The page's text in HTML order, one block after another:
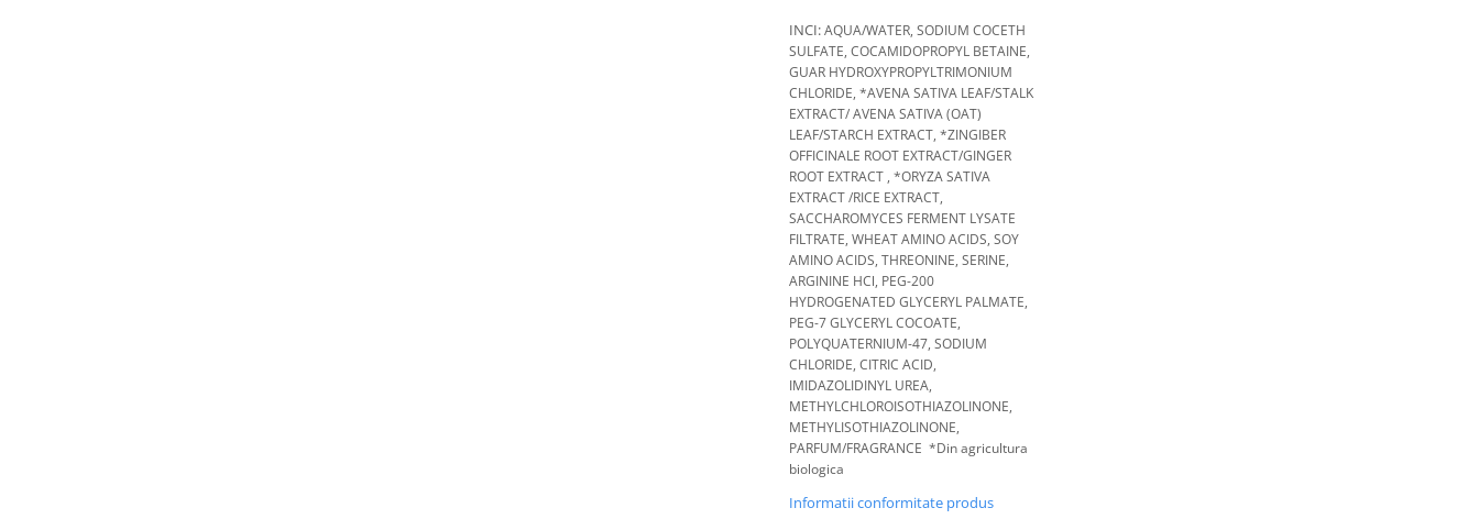
INCI:AQUA/WATER, SODIUM COCETH
SULFATE, COCAMIDOPROPYL BETAINE,
GUAR HYDROXYPROPYLTRIMONIUM
CHLORIDE, *AVENA SATIVA LEAF/STALK
EXTRACT/ AVENA SATIVA (OAT)
LEAF/STARCH EXTRACT, *ZINGIBER
OFFICINALE ROOT EXTRACT/GINGER
ROOT EXTRACT , *ORYZA SATIVA
EXTRACT /RICE EXTRACT,
SACCHAROMYCES FERMENT LYSATE
FILTRATE, WHEAT AMINO ACIDS, SOY
AMINO ACIDS, THREONINE, SERINE,
ARGININE HCl, PEG-200
HYDROGENATED GLYCERYL PALMATE,
PEG-7 GLYCERYL COCOATE,
POLYQUATERNIUM-47, SODIUM
CHLORIDE, CITRIC ACID,
IMIDAZOLIDINYL UREA,
METHYLCHLOROISOTHIAZOLINONE,
METHYLISOTHIAZOLINONE,
PARFUM/FRAGRANCE *Din agricultura
biologica
Informatii conformitate produs